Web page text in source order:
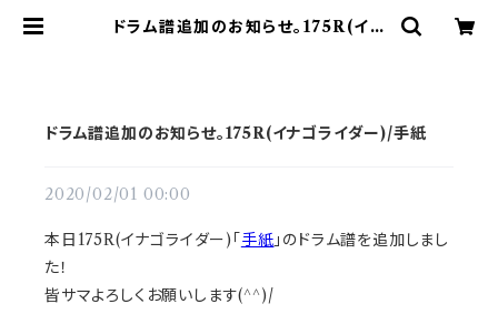
ドラム譜追加のお知らせ。175R(イナ
ドラム譜追加のお知らせ。175R(イナゴライダー)/手紙
2020/02/01 00:00
本日175R(イナゴライダー)「手紙 」のドラム譜を追加しまし
た！
皆サマよろしくお願いします(^^)/